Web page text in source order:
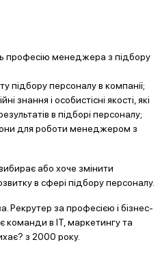
професію менеджера з підбору
персоналу в компанії;
знання і особистісні якості, які
в підборі персоналу;
для роботи менеджером з
або хоче змінити
в сфері підбору персоналу.
Рекрутер за професією і бізнес-
команди в IT, маркетингу та
з 2000 року.